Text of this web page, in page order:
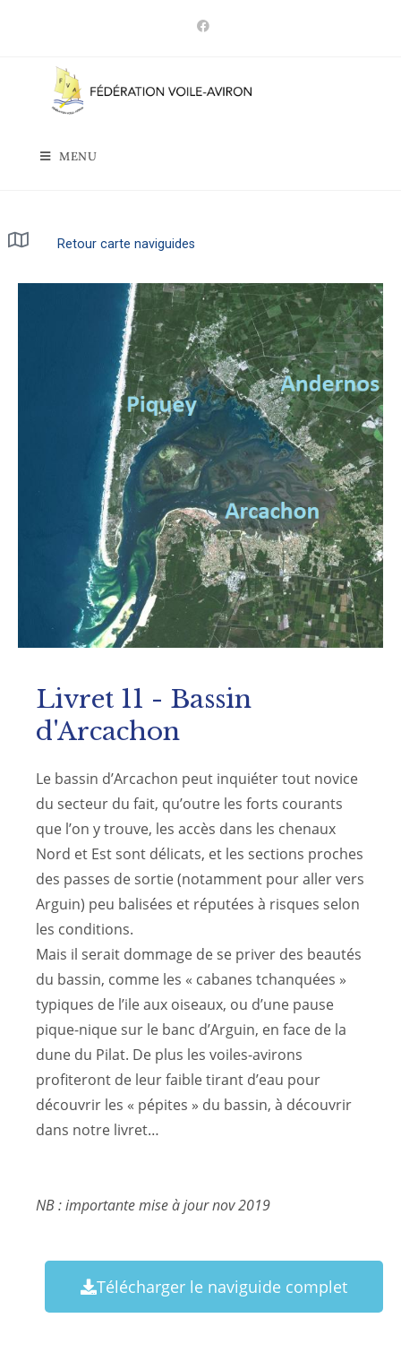
MENU
Retour carte naviguides
Livret 11 - Bassin
d'Arcachon
Le bassin d’Arcachon peut inquiéter tout novice
du secteur du fait, qu’outre les forts courants
que l’on y trouve, les accès dans les chenaux
Nord et Est sont délicats, et les sections proches
des passes de sortie (notamment pour aller vers
Arguin) peu balisées et réputées à risques selon
les conditions.
Mais il serait dommage de se priver des beautés
du bassin, comme les « cabanes tchanquées »
typiques de l’ile aux oiseaux, ou d’une pause
pique-nique sur le banc d’Arguin, en face de la
dune du Pilat. De plus les voiles-avirons
profiteront de leur faible tirant d’eau pour
découvrir les « pépites » du bassin, à découvrir
dans notre livret…
NB : importante mise à jour nov 2019
Télécharger le naviguide complet